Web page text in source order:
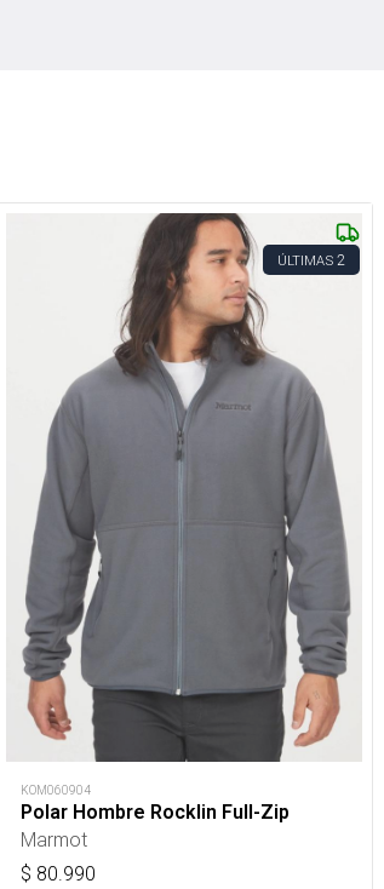
ÚLTIMAS 2
KOM060904
Polar Hombre Rocklin Full-Zip
Marmot
$ 80.990